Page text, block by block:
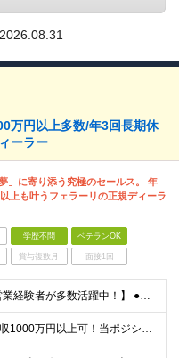
2026.08.31
万円以上多数/年3回長期休
ーラー
」に寄り添う究極のセールス。 年
上も叶うフェラーリの正規ディーラ
学歴不問 ベテランOK
賞与複数月 面接1回
【30代〜40代の営業経験者が多数活躍中！】 ●何らかの営業経験をお持ちの方（業界不問） ●普通自動車免許第一種をお持ちの方 ●学歴不問 ★こんな方にピッタリ！ ・国産車や輸入車ディーラーでの経験を
◆頑張り次第で年収1000万円以上可！当ポジションで活躍中の多数の社員が年収1000万円超 ◆2年目でも年収600万～700万円可 ◆充実のインセンティブ制度で高収入を目指せる！ ┗車の販売、保険、ロ